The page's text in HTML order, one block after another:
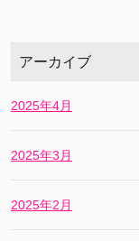
アーカイブ
2025年4月
2025年3月
2025年2月